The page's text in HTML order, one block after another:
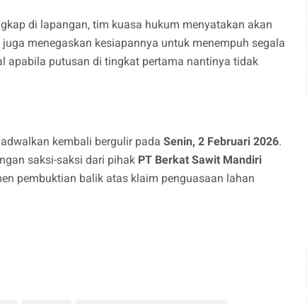
di lapangan, tim kuasa hukum menyatakan akan
menegaskan kesiapannya untuk menempuh segala
apabila putusan di tingkat pertama nantinya tidak
kembali bergulir pada Senin, 2 Februari 2026.
saksi-saksi dari pihak PT Berkat Sawit Mandiri
pembuktian balik atas klaim penguasaan lahan